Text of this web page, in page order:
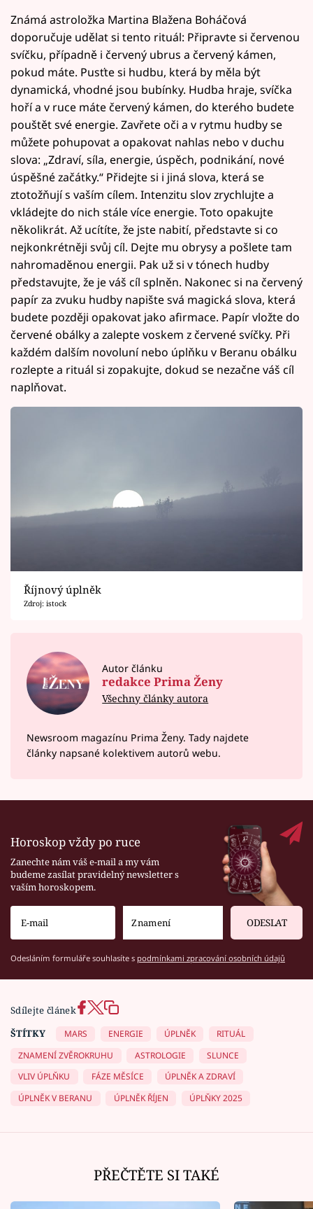
Známá astroložka Martina Blažena Boháčová
doporučuje udělat si tento rituál: Připravte si červenou
svíčku, případně i červený ubrus a červený kámen,
pokud máte. Pusťte si hudbu, která by měla být
dynamická, vhodné jsou bubínky. Hudba hraje, svíčka
hoří a v ruce máte červený kámen, do kterého budete
pouštět své energie. Zavřete oči a v rytmu hudby se
můžete pohupovat a opakovat nahlas nebo v duchu
slova: „Zdraví, síla, energie, úspěch, podnikání, nové
úspěšné začátky.“ Přidejte si i jiná slova, která se
ztotožňují s vaším cílem. Intenzitu slov zrychlujte a
vkládejte do nich stále více energie. Toto opakujte
několikrát. Až ucítíte, že jste nabití, představte si co
nejkonkrétněji svůj cíl. Dejte mu obrysy a pošlete tam
nahromaděnou energii. Pak už si v tónech hudby
představujte, že je váš cíl splněn. Nakonec si na červený
papír za zvuku hudby napište svá magická slova, která
budete později opakovat jako afirmace. Papír vložte do
červené obálky a zalepte voskem z červené svíčky. Při
každém dalším novoluní nebo úplňku v Beranu obálku
rozlepte a rituál si zopakujte, dokud se nezačne váš cíl
naplňovat.
Říjnový úplněk
Zdroj: istock
Autor článku
redakce Prima Ženy
Všechny články autora
Newsroom magazínu Prima Ženy. Tady najdete
články napsané kolektivem autorů webu.
Horoskop vždy po ruce
Zanechte nám váš e-mail a my vám
budeme zasílat pravidelný newsletter s
vaším horoskopem.
ODESLAT
Odesláním formuláře souhlasíte s podmínkami zpracování osobních údajů
Sdílejte článek
ŠTÍTKY
MARS ENERGIE ÚPLNĚK
RITUÁL
ZNAMENÍ ZVĚROKRUHU
ASTROLOGIE
SLUNCE
VLIV ÚPLŇKU
FÁZE MĚSÍCE
ÚPLNĚK A ZDRAVÍ
ÚPLNĚK V BERANU
ÚPLNĚK ŘÍJEN ÚPLŇKY 2025
PŘEČTĚTE SI TAKÉ